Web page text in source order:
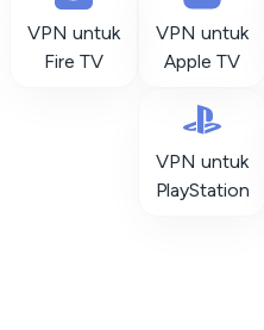
VPN untuk
Fire TV
VPN untuk
Apple TV
VPN untuk
PlayStation